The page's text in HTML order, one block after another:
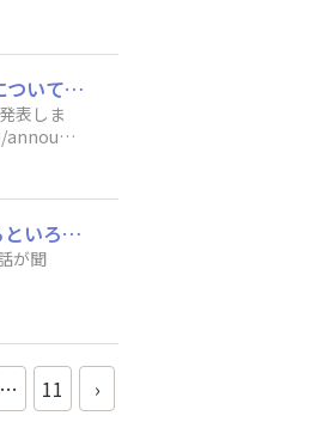
【運営事務局より】クイズの正解を発表しました！第12回目のクイズススムくんの好きなスポーツはなんでしょう？についての正解を発表しました💡皆さま、予想はどうでしたでしょうか？次回のクイズもお楽しみに😆▽該当のクイズページhttps://www.shokudo.pickles.co.jp/announcements/iahdfvrdldnrxbbk
表しま
announ
ピックルスの社員の方、とても増えましたが今は何人位の社員の方がみえるのでしょうか？なにか社員の方々が増えるといろいろなお話が聞け、楽しみも増えますね！
が聞
… 11 ›